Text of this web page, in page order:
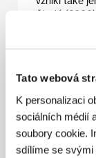
Tato webová
K personalizaci
sociálních médií
soubory cookie.
sdílíme se svými
čtvrté
okolnímu
svérázné
různých
scenárista
autorský